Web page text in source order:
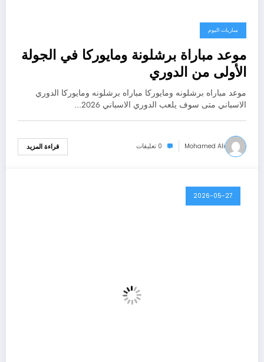
مباريات اليوم
موعد مباراة برشلونة ومايوركا في الجولة
الأولى من الدوري
موعد مباراه برشلونه ومايوركا مباراه برشلونه ومايوركا الدوري
الاسباني متى سوف يلعب الدوري الاسباني 2026…
Mohamed Ali 0 تعليقات قراءة المزيد
2026-05-27